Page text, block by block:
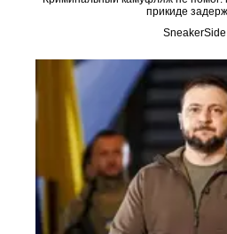
прикиде
SneakerSide